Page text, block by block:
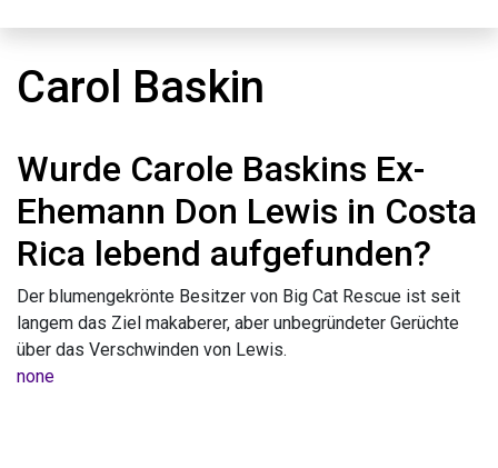
Carol Baskin
Wurde Carole Baskins Ex-
Ehemann Don Lewis in Costa
Rica lebend aufgefunden?
Der blumengekrönte Besitzer von Big Cat Rescue ist seit
langem das Ziel makaberer, aber unbegründeter Gerüchte
über das Verschwinden von Lewis.
none